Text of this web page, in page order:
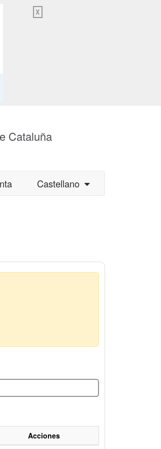
X
Cataluña
Castellano
Acciones